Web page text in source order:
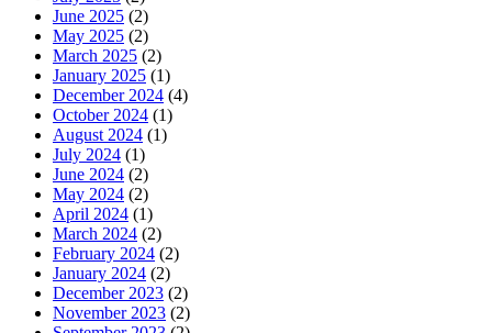
June 2025 (2)
May 2025 (2)
March 2025 (2)
January 2025 (1)
December 2024 (4)
October 2024 (1)
August 2024 (1)
July 2024 (1)
June 2024 (2)
May 2024 (2)
April 2024 (1)
March 2024 (2)
February 2024 (2)
January 2024 (2)
December 2023 (2)
November 2023 (2)